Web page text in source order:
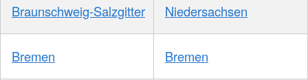
Braunschweig-Salzgitter Niedersachsen
Bremen Bremen